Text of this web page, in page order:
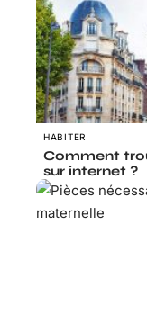
HABITER
Comment
sur internet ?